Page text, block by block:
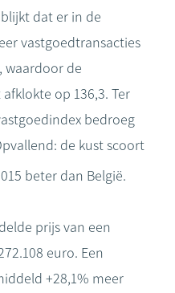
blijkt dat er in de
vastgoedtransacties
waardoor de
op 136,3. Ter
bedroeg
de kust scoort
beter dan België.
prijs van een
euro. Een
+28,1% meer